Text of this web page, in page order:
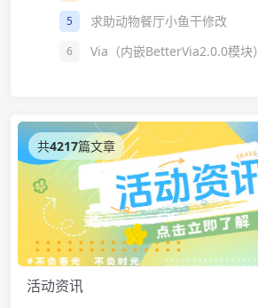
5
求助动物餐厅小鱼干修改
6
Via（内嵌BetterVia2.0.0模块）
共4217篇文章
活动资讯